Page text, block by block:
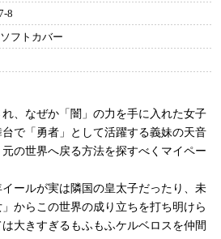
8
フトカバー
、なぜか「闇」の力を手に入れた女子
で「勇者」として活躍する義妹の天音
元の世界へ戻る方法を探すべくマイペー
ールが実は隣国の皇太子だったり、未
からこの世界の成り立ちを打ち明けら
大きすぎるもふもふケルベロスを仲間